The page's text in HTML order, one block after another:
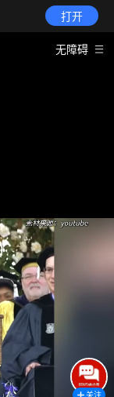
打开
无障碍
关注